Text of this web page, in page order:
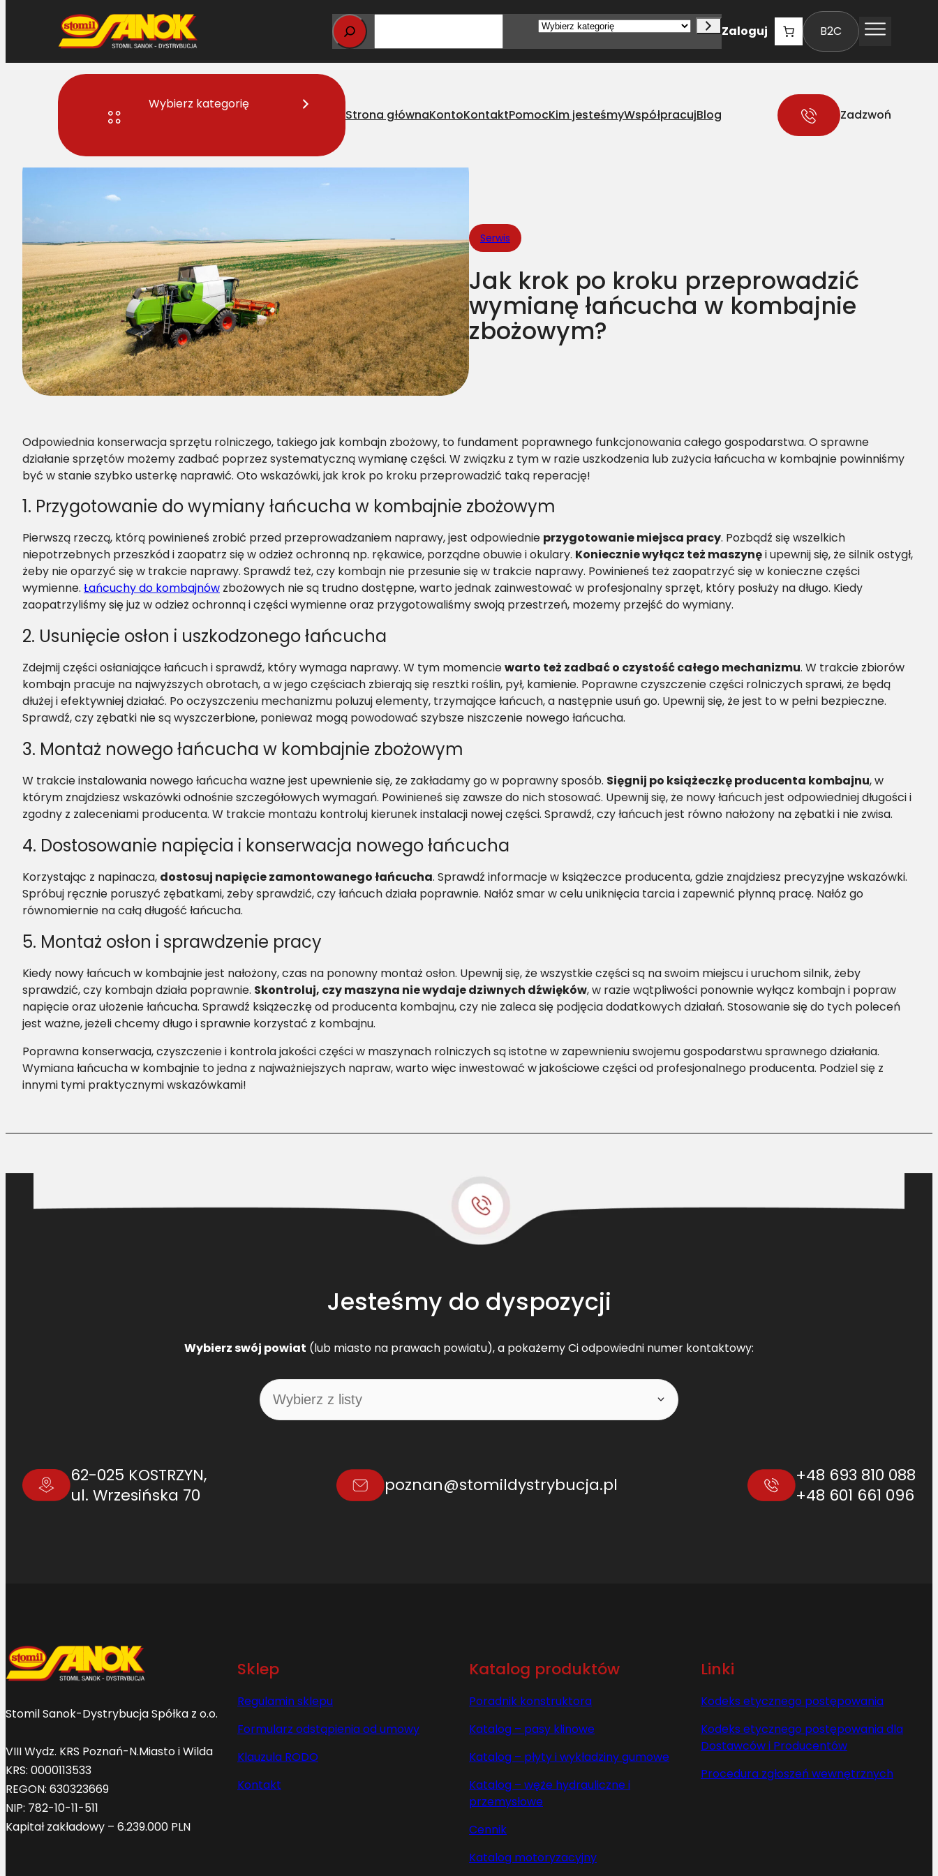
Wybierz
Zaloguj B2C
Wybierz kategorię
Strona głównaKontoKontaktPomocKim jesteśmyWspółpracujBlog Zadzwoń
Serwis > Jak krok po kroku przeprowadzić wymianę łańcucha w kombajnie zbożowym?
Serwis
Jak krok po kroku przeprowadzić
wymianę łańcucha w kombajnie
zbożowym?
Odpowiednia konserwacja sprzętu rolniczego, takiego jak kombajn zbożowy, to fundament poprawnego funkcjonowania całego gospodarstwa. O sprawne
działanie sprzętów możemy zadbać poprzez systematyczną wymianę części. W związku z tym w razie uszkodzenia lub zużycia łańcucha w kombajnie powinniśmy
być w stanie szybko usterkę naprawić. Oto wskazówki, jak krok po kroku przeprowadzić taką reperację!
1. Przygotowanie do wymiany łańcucha w kombajnie zbożowym
Pierwszą rzeczą, którą powinieneś zrobić przed przeprowadzaniem naprawy, jest odpowiednie przygotowanie miejsca pracy. Pozbądź się wszelkich
niepotrzebnych przeszkód i zaopatrz się w odzież ochronną np. rękawice, porządne obuwie i okulary. Koniecznie wyłącz też maszynęi upewnij się, że silnik ostygł,
żeby nie oparzyć się w trakcie naprawy. Sprawdź też, czy kombajn nie przesunie się w trakcie naprawy. Powinieneś też zaopatrzyć się w konieczne części
wymienne. Łańcuchy do kombajnów zbożowych nie są trudno dostępne, warto jednak zainwestować w profesjonalny sprzęt, który posłuży na długo. Kiedy
zaopatrzyliśmy się już w odzież ochronną i części wymienne oraz przygotowaliśmy swoją przestrzeń, możemy przejść do wymiany.
2. Usunięcie osłon i uszkodzonego łańcucha
Zdejmij części osłaniające łańcuch i sprawdź, który wymaga naprawy. W tym momenciewarto też zadbać o czystość całego mechanizmu. W trakcie zbiorów
kombajn pracuje na najwyższych obrotach, a w jego częściach zbierają się resztki roślin, pył, kamienie. Poprawne czyszczenie części rolniczych sprawi, że będą
dłużej i efektywniej działać. Po oczyszczeniu mechanizmu poluzuj elementy, trzymające łańcuch, a następnie usuń go. Upewnij się, że jest to w pełni bezpieczne.
Sprawdź, czy zębatki nie są wyszczerbione, ponieważ mogą powodować szybsze niszczenie nowego łańcucha.
3. Montaż nowego łańcucha w kombajnie zbożowym
W trakcie instalowania nowego łańcucha ważne jest upewnienie się, że zakładamy go w poprawny sposób. Sięgnij po książeczkę producenta kombajnu, w
którym znajdziesz wskazówki odnośnie szczegółowych wymagań. Powinieneś się zawsze do nich stosować. Upewnij się, że nowy łańcuch jest odpowiedniej długości i
zgodny z zaleceniami producenta. W trakcie montażu kontroluj kierunek instalacji nowej części. Sprawdź, czy łańcuch jest równo nałożony na zębatki i nie zwisa.
4. Dostosowanie napięcia i konserwacja nowego łańcucha
Korzystając z napinacza, dostosuj napięcie zamontowanego łańcucha. Sprawdź informacje w książeczce producenta, gdzie znajdziesz precyzyjne wskazówki.
Spróbuj ręcznie poruszyć zębatkami, żeby sprawdzić, czy łańcuch działa poprawnie. Nałóż smar w celu uniknięcia tarcia i zapewnić płynną pracę. Nałóż go
równomiernie na całą długość łańcucha.
5. Montaż osłon i sprawdzenie pracy
Kiedy nowy łańcuch w kombajnie jest nałożony, czas na ponowny montaż osłon. Upewnij się, że wszystkie części są na swoim miejscu i uruchom silnik, żeby
sprawdzić, czy kombajn działa poprawnie. Skontroluj, czy maszyna nie wydaje dziwnych dźwięków, w razie wątpliwości ponownie wyłącz kombajn i popraw
napięcie oraz ułożenie łańcucha. Sprawdź książeczkę od producenta kombajnu, czy nie zaleca się podjęcia dodatkowych działań. Stosowanie się do tych poleceń
jest ważne, jeżeli chcemy długo i sprawnie korzystać z kombajnu.
Poprawna konserwacja, czyszczenie i kontrola jakości części w maszynach rolniczych są istotne w zapewnieniu swojemu gospodarstwu sprawnego działania.
Wymiana łańcucha w kombajnie to jedna z najważniejszych napraw, warto więc inwestować w jakościowe części od profesjonalnego producenta. Podziel się z
innymi tymi praktycznymi wskazówkami!
Jesteśmy do dyspozycji
Wybierz swój powiat (lub miasto na prawach powiatu), a pokażemy Ci odpowiedni numer kontaktowy:
62-025 KOSTRZYN,
ul. Wrzesińska 70
poznan@stomildystrybucja.pl
+48 693 810 088
+48 601 661 096
Stomil Sanok-Dystrybucja Spółka z o.o.
VIII Wydz. KRS Poznań-N.Miasto i Wilda
KRS: 0000113533
REGON: 630323669
NIP: 782-10-11-511
Kapitał zakładowy – 6.239.000 PLN
Sklep
Regulamin sklepu
Formularz odstąpienia od umowy
Klauzula RODO
Kontakt
Katalog produktów
Poradnik konstruktora
Katalog – pasy klinowe
Katalog – płyty i wykładziny gumowe
Katalog – węże hydrauliczne i
przemysłowe
Cennik
Katalog motoryzacyjny
Linki
Kodeks etycznego postępowania
Kodeks etycznego postępowania dla
Dostawców i Producentów
Procedura zgłoszeń wewnętrznych